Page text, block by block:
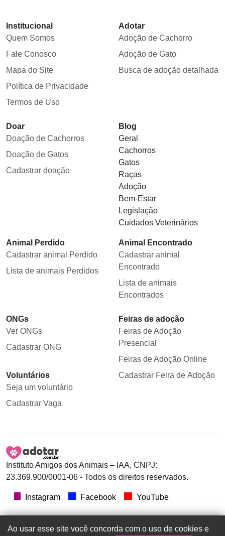
Institucional
Quem Somos
Fale Conosco
Mapa do Site
Política de Privacidade
Termos de Uso
Adotar
Adoção de Cachorro
Adoção de Gato
Busca de adoção detalhada
Doar
Doação de Cachorros
Doação de Gatos
Cadastrar doação
Blog
Geral
Cachorros
Gatos
Raças
Adoção
Bem-Estar
Legislação
Cuidados Veterinários
Animal Perdido
Cadastrar animal Perdido
Lista de animais Perdidos
Animal Encontrado
Cadastrar animal
Encontrado
Lista de animais
Encontrados
ONGs
Ver ONGs
Cadastrar ONG
Voluntários
Seja um voluntário
Cadastrar Vaga
Feiras de adoção
Feiras de Adoção
Presencial
Feiras de Adoção Online
Cadastrar Feira de Adoção
Instituto Amigos dos Animais – IAA, CNPJ:
23.369.900/0001-06 - Todos os direitos reservados.
Instagram Facebook YouTube
Ao usar esse site você concorda com o uso de cookies e